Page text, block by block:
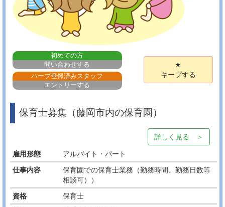
初めての方
問い合わせする
ハープ登録済みスタッフ
エントリーする
★
キープする
保育士募集（藤岡市内の保育園）
詳しく見る ＞
雇用形態
アルバイト・パート
仕事内容
保育園での保育士業務（勤務時間、勤務日数等
相談可））
資格
保育士